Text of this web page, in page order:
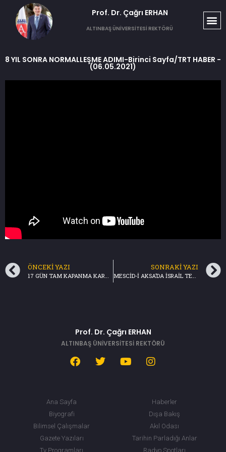
Prof. Dr. Çağrı ERHAN​
ALTINBAŞ ÜNİVERSİTESİ REKTÖRÜ
8 YIL SONRA NORMALLEŞME ADIMI-Birinci Sayfa/TRT HABER -
(06.05.2021)
ÖNCEKI YAZI
17 GÜN TAM KAPANMA KARARI -Yakın Plan/NTV (26.04.2021)
SONRAKI YAZI
MESCİD-İ AKSA’DA İSRAİL TERÖRÜ-BİRİNCİ SAYFA/TRT HABER
Prof. Dr. Çağrı ERHAN
ALTINBAŞ ÜNİVERSİTESİ REKTÖRÜ
Ana Sayfa
Biyografi
Bilimsel Çalışmalar
Gazete Yazıları
Tv Programları
Haberler
Dışa Bakış
Akıl Odası
Tarihin Parladığı Anlar
Radyo Spotları